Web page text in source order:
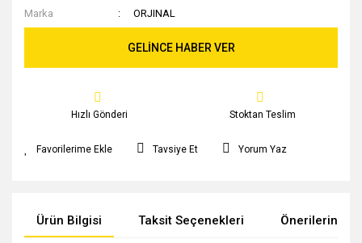
Marka
ORJINAL
GELİNCE HABER VER
Hızlı Gönderi Stoktan Teslim
Tavsiye Et Yorum Yaz
Ürün Bilgisi Taksit Seçenekleri Önerileriniz